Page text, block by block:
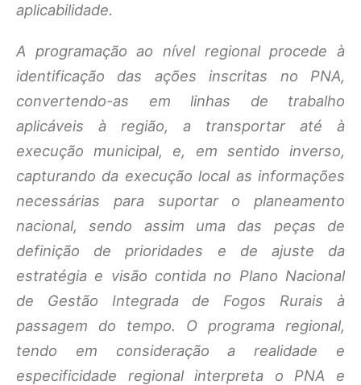
aplicabilidade.
A programação ao nível regional procede à
identificação das ações inscritas no PNA,
convertendo-as em linhas de trabalho
aplicáveis à região, a transportar até à
execução municipal, e, em sentido inverso,
capturando da execução local as informações
necessárias para suportar o planeamento
nacional, sendo assim uma das peças de
definição de prioridades e de ajuste da
estratégia e visão contida no Plano Nacional
de Gestão Integrada de Fogos Rurais à
passagem do tempo. O programa regional,
tendo em consideração a realidade e
especificidade regional interpreta o PNA e